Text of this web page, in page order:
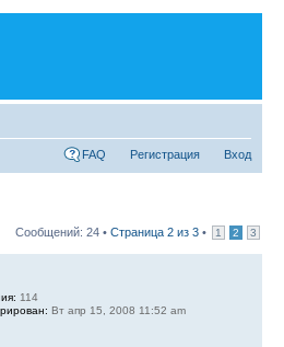
FAQ Регистрация Вход
Сообщений: 24 • Страница 2 из 3 • 1 2 3
114
Вт апр 15, 2008 11:52 am